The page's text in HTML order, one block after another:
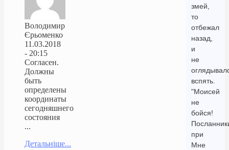
змей,
то
отбежал
назад,
и
не
вспять.
"Моисей
не
бойся!
при
Мне
Володимир
Єрьоменко
11.03.2018
- 20:15
Согласен.
Должны
быть
определены
координаты
сегодняшнего
состояния
...
Детальніше...